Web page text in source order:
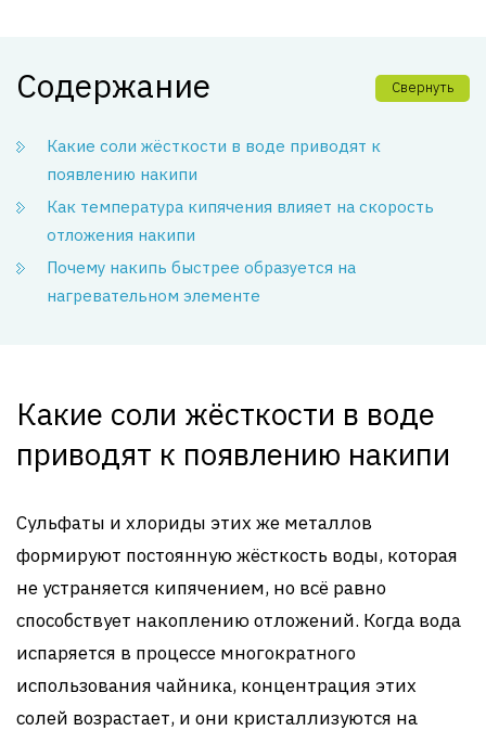
Содержание Свернуть
Какие соли жёсткости в воде приводят к
появлению накипи
Как температура кипячения влияет на скорость
отложения накипи
Почему накипь быстрее образуется на
нагревательном элементе
Какие соли жёсткости в воде
приводят к появлению накипи
Сульфаты и хлориды этих же металлов
формируют постоянную жёсткость воды, которая
не устраняется кипячением, но всё равно
способствует накоплению отложений. Когда вода
испаряется в процессе многократного
использования чайника, концентрация этих
солей возрастает, и они кристаллизуются на